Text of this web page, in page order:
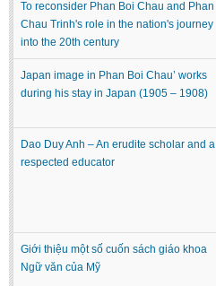
To reconsider Phan Boi Chau and Phan
Chau Trinh's role in the nation's journey
into the 20th century
Japan image in Phan Boi Chau’ works
during his stay in Japan (1905 – 1908)
Dao Duy Anh – An erudite scholar and a
respected educator
Giới thiệu một số cuốn sách giáo khoa
Ngữ văn của Mỹ